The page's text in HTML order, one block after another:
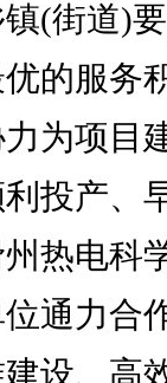
(街道)
的服务
为项目
投产、
热电科
通力合
设、高